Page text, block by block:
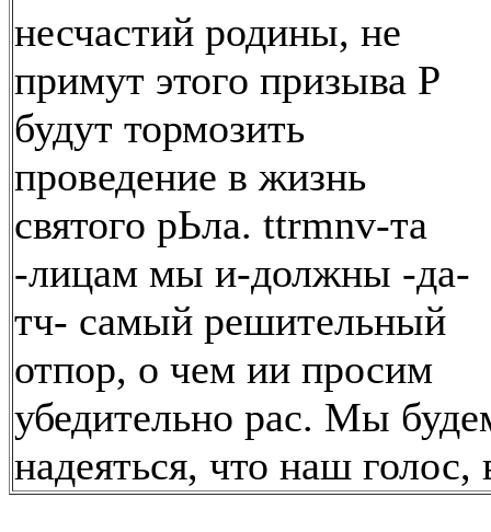
несчастий родины, не
примут этого призыва Р
будут тормозить
проведение в жизнь
святого рЬла. ttrmnv-та
-лицам мы и-должны -да-
тч- самый решительный
отпор, о чем ии просим
убедительно рас. Мы
надеяться, что наш голос,